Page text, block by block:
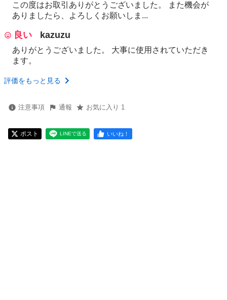
この度はお取引ありがとうございました。 また機会が
ありましたら、よろしくお願いしま...
良い kazuzu
ありがとうございました。 大事に使用されていただき
ます。
評価をもっと見る
注意事項 通報 お気に入り 1
ポスト LINEで送る いいね！